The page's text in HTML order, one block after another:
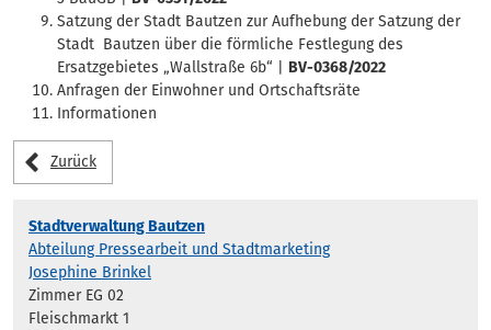
Satzung der Stadt Bautzen zur Aufhebung der Satzung der
Stadt Bautzen über die förmliche Festlegung des
Ersatzgebietes „Wallstraße 6b“ | BV-0368/2022
Anfragen der Einwohner und Ortschaftsräte
Informationen
Zurück
Stadtverwaltung Bautzen
Abteilung Pressearbeit und Stadtmarketing
Josephine Brinkel
Zimmer EG 02
Fleischmarkt 1